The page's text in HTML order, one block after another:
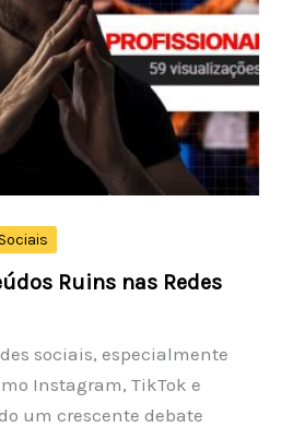
Ruins nas Redes
sociais, especialmente
Instagram, TikTok e
um crescente debate